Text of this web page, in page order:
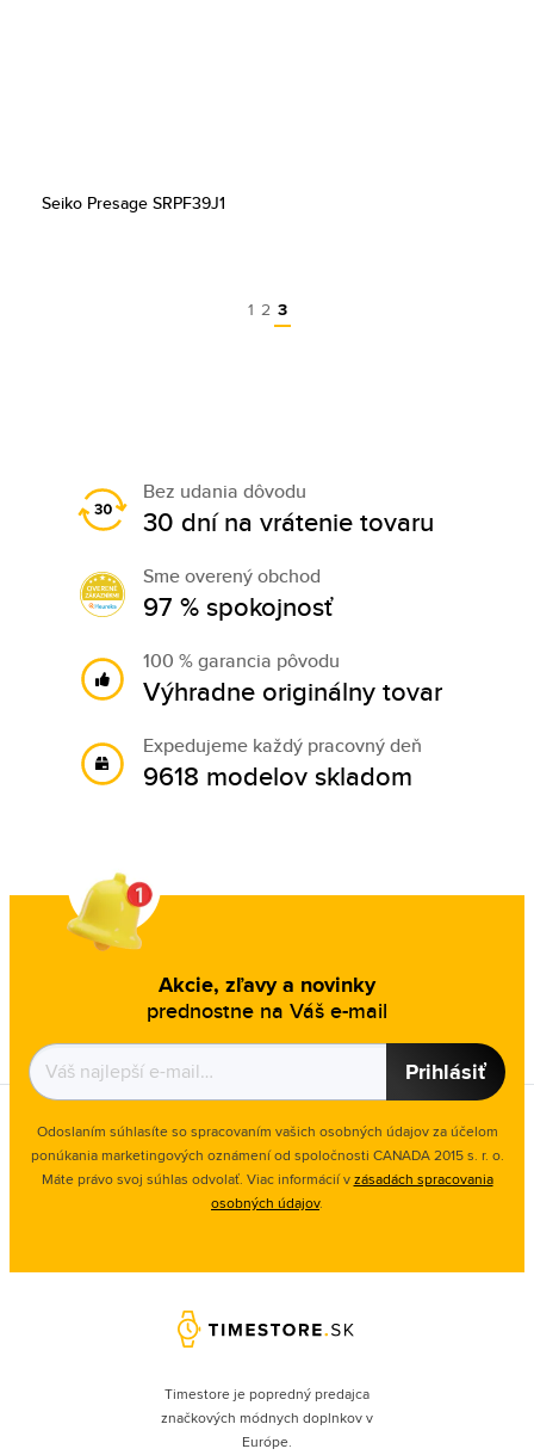
Seiko Presage SRPF39J1
1 2 3
Bez udania dôvodu
30 dní na vrátenie tovaru
Sme overený obchod
97 % spokojnosť
100 % garancia pôvodu
Výhradne originálny tovar
Expedujeme každý pracovný deň
9618 modelov skladom
Akcie, zľavy a novinky
prednostne na Váš e-mail
Prihlásiť
Odoslaním súhlasíte so spracovaním vašich osobných údajov za účelom
ponúkania marketingových oznámení od spoločnosti CANADA 2015 s. r. o.
Máte právo svoj súhlas odvolať. Viac informácií vzásadách spracovania
osobných údajov.
Timestore je popredný predajca
značkových módnych doplnkov v
Európe.